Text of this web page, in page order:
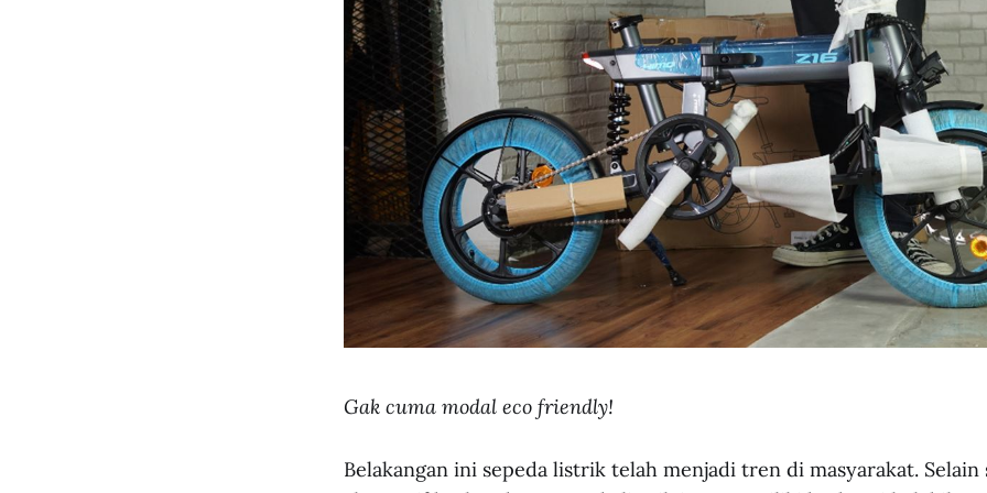
Gak cuma modal eco friendly!
Belakangan ini sepeda listrik telah menjadi tren di masyarakat. Selain